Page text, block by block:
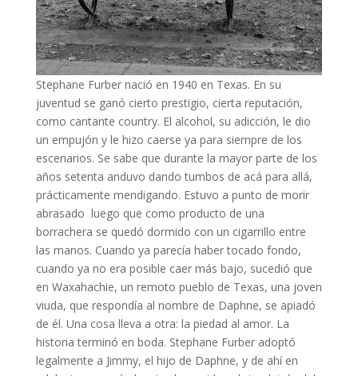
Stephane Furber nació en 1940 en Texas. En su
juventud se ganó cierto prestigio, cierta reputación,
como cantante country. El alcohol, su adicción, le dio
un empujón y le hizo caerse ya para siempre de los
escenarios. Se sabe que durante la mayor parte de los
años setenta anduvo dando tumbos de acá para allá,
prácticamente mendigando. Estuvo a punto de morir
abrasado luego que como producto de una
borrachera se quedó dormido con un cigarrillo entre
las manos. Cuando ya parecía haber tocado fondo,
cuando ya no era posible caer más bajo, sucedió que
en Waxahachie, un remoto pueblo de Texas, una joven
viuda, que respondía al nombre de Daphne, se apiadó
de él. Una cosa lleva a otra: la piedad al amor. La
historia terminó en boda. Stephane Furber adoptó
legalmente a Jimmy, el hijo de Daphne, y de ahí en